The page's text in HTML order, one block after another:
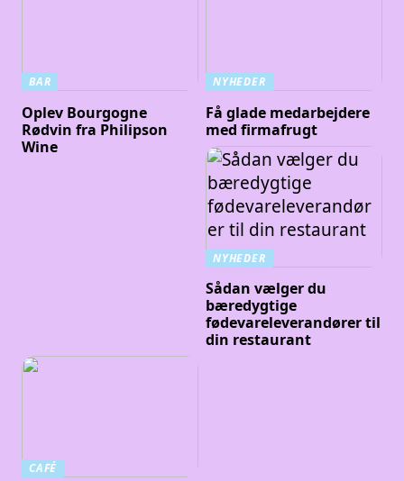
BAR
Oplev Bourgogne
Rødvin fra Philipson
Wine
NYHEDER
Få glade medarbejdere
med firmafrugt
NYHEDER
Sådan vælger du
bæredygtige
fødevareleverandører til
din restaurant
CAFÉ